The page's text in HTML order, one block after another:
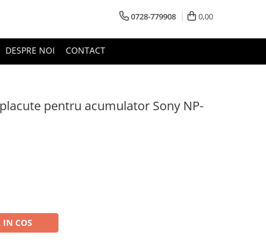
0728-779908 0,00
DESPRE NOI CONTACT
pentru acumulator Sony NP-
COS